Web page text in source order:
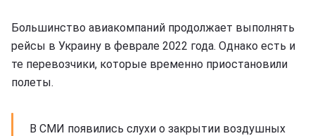
Большинство авиакомпаний продолжает выполнять
рейсы в Украину в феврале 2022 года. Однако есть и
те перевозчики, которые временно приостановили
полеты.
В СМИ появились слухи о закрытии воздушных